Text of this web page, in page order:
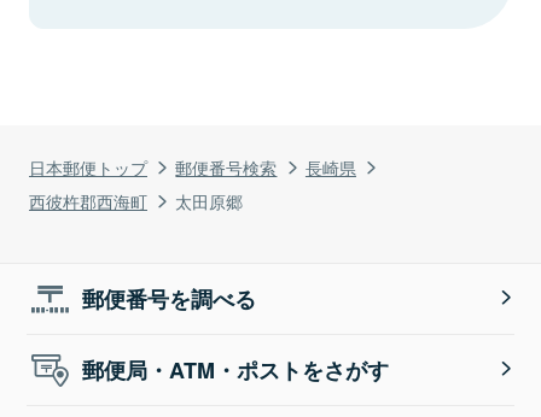
日本郵便トップ 郵便番号検索
長崎県
西彼杵郡西海町
太田原郷
郵便番号を調べる
郵便局・ATM・ポストをさがす